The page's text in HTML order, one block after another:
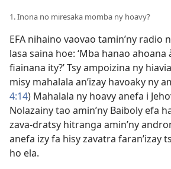
1. Inona no miresaka momba ny hoavy?
EFA nihaino vaovao tamin’ny radio
lasa saina hoe: ‘Mba hanao
fiainana ity?’ Tsy ampoizina ny
misy mahalala an’izay havoaky ny
4:14) Mahalala ny hoavy anefa i
Nolazainy tao amin’ny Baiboly efa
zava-dratsy hitranga amin’ny
anefa izy fa hisy zavatra faran’izay
ho ela.